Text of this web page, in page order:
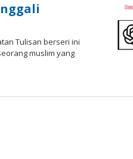
Tulisan berseri ini
muslim yang